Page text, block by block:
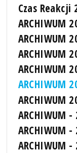
Czas Reakcji
ARCHIWUM
ARCHIWUM
ARCHIWUM
ARCHIWUM
ARCHIWUM
ARCHIWUM
ARCHIWUM -
ARCHIWUM -
ARCHIWUM -